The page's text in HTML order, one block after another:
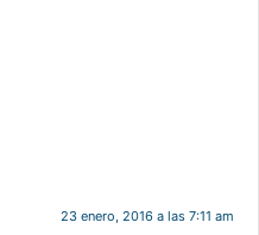
23 enero, 2016 a las 7:11 am